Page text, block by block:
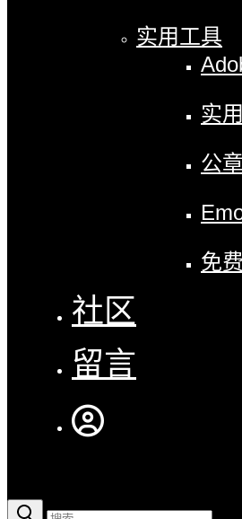
实用工具
实
公
免
社区
留言